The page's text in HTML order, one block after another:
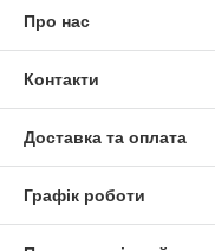
Про нас
Контакти
Доставка та оплата
Графік роботи